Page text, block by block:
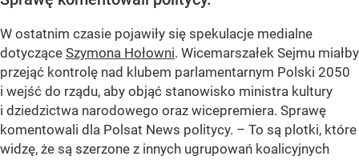
W ostatnim czasie pojawiły się spekulacje medialne
dotyczące Szymona Hołowni. Wicemarszałek Sejmu miałby
przejąć kontrolę nad klubem parlamentarnym Polski 2050
i wejść do rządu, aby objąć stanowisko ministra kultury
i dziedzictwa narodowego oraz wicepremiera. Sprawę
komentowali dla Polsat News politycy. – To są plotki, które
widzę, że są szerzone z innych ugrupowań koalicyjnych